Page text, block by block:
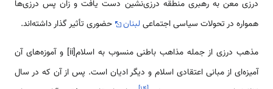
درزی معن به رهبری منطقه درزی‌نشین دست یافت و زان پس درزی‌ها
همواره در تحولات سیاسی اجتماعیلبنان حضوری تأثیر گذار داشته‌اند.
مذهب درزی از جمله مذاهب باطنی منسوب به اسلام[ii] و آموزه‌های آن
آمیزه‌ای از مبانی اعتقادی اسلام و دیگر ادیان است. پس از آن که در سال